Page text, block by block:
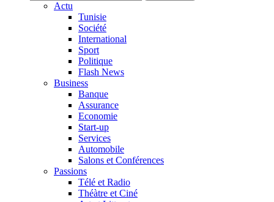
Actu
Tunisie
Société
International
Sport
Politique
Flash News
Business
Banque
Assurance
Economie
Start-up
Services
Automobile
Salons et Conférences
Passions
Télé et Radio
Théàtre et Ciné